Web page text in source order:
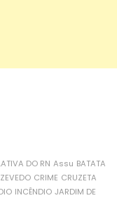
DO RN Assu BATATA
CRIME CRUZETA
INCÊNDIO JARDIM DE